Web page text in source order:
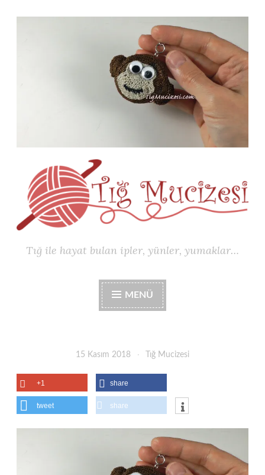
Tığ ile hayat bulan ipler, yünler, yumaklar…
MENÜ
15 Kasım 2018 Tığ Mucizesi
+1 share
tweet share